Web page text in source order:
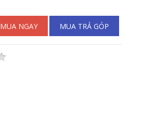
MUA NGAY MUA TRẢ GÓP